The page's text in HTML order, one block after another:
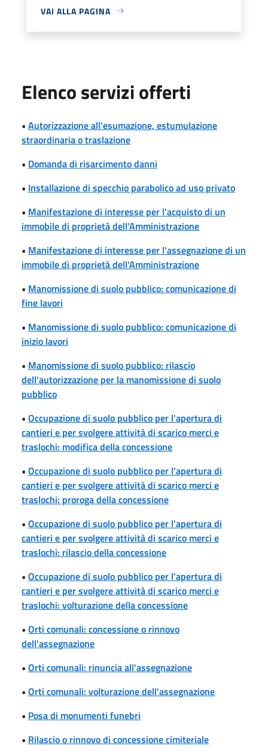
VAI ALLA PAGINA
Elenco servizi offerti
• Autorizzazione all'esumazione, estumulazione
straordinaria o traslazione
• Domanda di risarcimento danni
• Installazione di specchio parabolico ad uso privato
• Manifestazione di interesse per l'acquisto di un
immobile di proprietà dell'Amministrazione
• Manifestazione di interesse per l'assegnazione di un
immobile di proprietà dell'Amministrazione
• Manomissione di suolo pubblico: comunicazione di
fine lavori
• Manomissione di suolo pubblico: comunicazione di
inizio lavori
• Manomissione di suolo pubblico: rilascio
dell'autorizzazione per la manomissione di suolo
pubblico
• Occupazione di suolo pubblico per l'apertura di
cantieri e per svolgere attività di scarico merci e
traslochi: modifica della concessione
• Occupazione di suolo pubblico per l'apertura di
cantieri e per svolgere attività di scarico merci e
traslochi: proroga della concessione
• Occupazione di suolo pubblico per l'apertura di
cantieri e per svolgere attività di scarico merci e
traslochi: rilascio della concessione
• Occupazione di suolo pubblico per l'apertura di
cantieri e per svolgere attività di scarico merci e
traslochi: volturazione della concessione
• Orti comunali: concessione o rinnovo
dell'assegnazione
• Orti comunali: rinuncia all'assegnazione
• Orti comunali: volturazione dell'assegnazione
• Posa di monumenti funebri
• Rilascio o rinnovo di concessione cimiteriale